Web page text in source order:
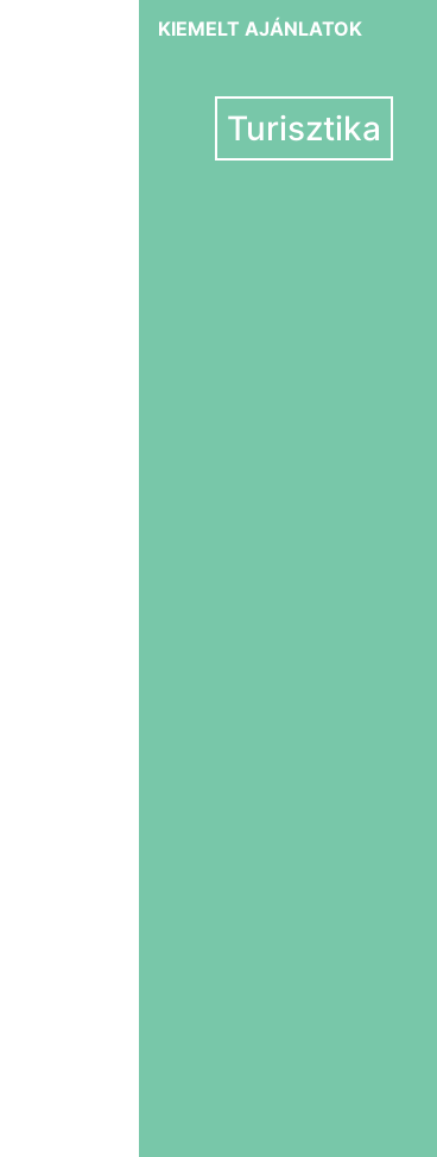
KIEMELT AJÁNLATOK
Turisztika